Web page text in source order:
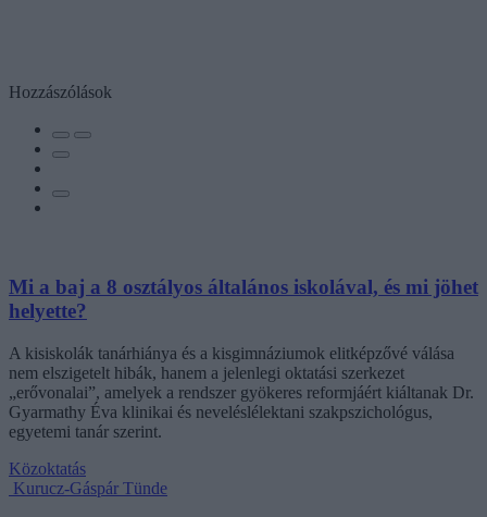
Hozzászólások
Mi a baj a 8 osztályos általános iskolával, és mi jöhet
helyette?
A kisiskolák tanárhiánya és a kisgimnáziumok elitképzővé válása
nem elszigetelt hibák, hanem a jelenlegi oktatási szerkezet
„erővonalai”, amelyek a rendszer gyökeres reformjáért kiáltanak Dr.
Gyarmathy Éva klinikai és neveléslélektani szakpszichológus,
egyetemi tanár szerint.
Közoktatás
Kurucz-Gáspár Tünde